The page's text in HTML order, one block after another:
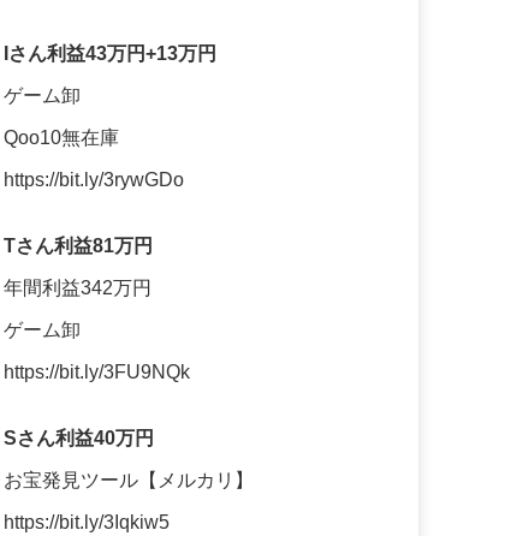
Iさん利益43万円+13万円
ゲーム卸
Qoo10無在庫
https://bit.ly/3rywGDo
Tさん利益81万円
年間利益342万円
ゲーム卸
https://bit.ly/3FU9NQk
Sさん利益40万円
お宝発見ツール【メルカリ】
https://bit.ly/3Iqkiw5